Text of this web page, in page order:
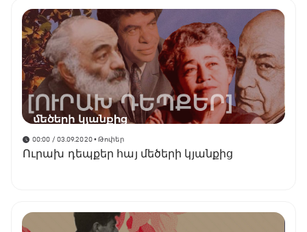
00:00 / 03.09.2020• Թոփեր
Ուրախ դեպքեր հայ մեծերի կյանքից